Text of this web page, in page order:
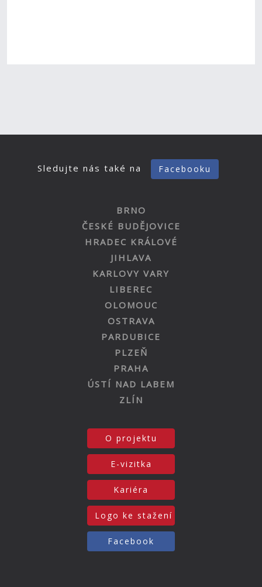
Sledujte nás také na Facebooku
BRNO
ČESKÉ BUDĚJOVICE
HRADEC KRÁLOVÉ
JIHLAVA
KARLOVY VARY
LIBEREC
OLOMOUC
OSTRAVA
PARDUBICE
PLZEŇ
PRAHA
ÚSTÍ NAD LABEM
ZLÍN
O projektu
E-vizitka
Kariéra
Logo ke stažení
Facebook